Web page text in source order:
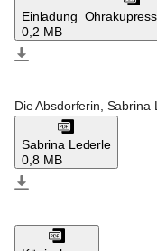
0,2 MB
Die Absdorferin,
Sabrina Lederle
0,8 MB